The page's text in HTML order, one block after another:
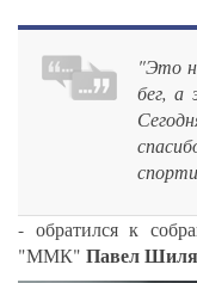
"Это
бег, а
- обратился к
"ММК" Павел